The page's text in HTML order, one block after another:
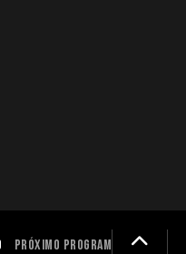
reservados. |
Próximo programa não